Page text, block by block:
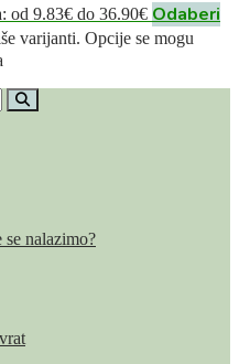
od 9.83€ do 36.90€ Odaberi
varijanti. Opcije se mogu
nalazimo?